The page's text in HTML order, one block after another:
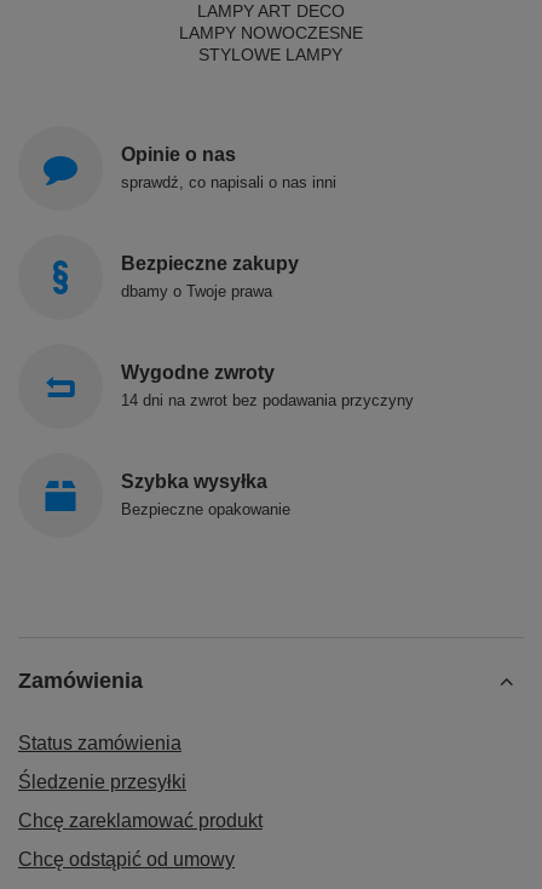
LAMPY ART DECO
LAMPY NOWOCZESNE
STYLOWE LAMPY
Opinie o nas
sprawdź, co napisali o nas inni
Bezpieczne zakupy
dbamy o Twoje prawa
Wygodne zwroty
14 dni na zwrot bez podawania przyczyny
Szybka wysyłka
Bezpieczne opakowanie
Zamówienia
Status zamówienia
Śledzenie przesyłki
Chcę zareklamować produkt
Chcę odstąpić od umowy